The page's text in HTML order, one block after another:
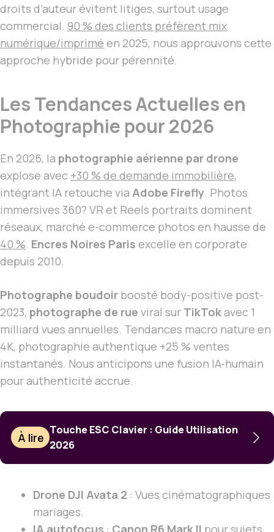
droits d’auteur évitent litiges, surtout usage
commercial. 90 % des clients préfèrent mix
numérique/imprimé en 2025, nous approuvons cette
approche hybride pour pérennité.
Les Tendances Actuelles en
Photographie pour 2026
En 2026, la photographie aérienne par drone
explose avec +30 % de demande immobilière,
intégrant IA retouche via Adobe Firefly. Photos
immersives 360? VR et Reels portraits dominent
réseaux, marché e-commerce photos en hausse de
40 %. Encres Noires Paris excelle en corporate
depuis 2010.
Photographe boudoir boosté body-positive post-
2023, photographe de rue viral sur TikTok avec 1
milliard vues annuelles. Tendances macro nature en
4K, photographie authentique +25 % ventes
instantanés. Nous anticipons une fusion IA-humain
pour authenticité accrue.
À lire
Touche ESC Clavier : Guide Utilisation
2026
Drone DJI Avata 2 : Vues cinématographiques
mariages.
IA autofocus : Canon R6 Mark II pour sujets